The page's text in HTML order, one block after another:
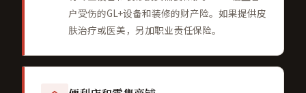
户受伤的GL+设备和装修的财产险。如果提供皮
肤治疗或医美，另加职业责任保险。